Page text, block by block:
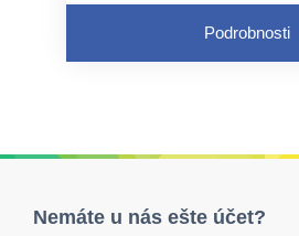
Podrobnosti
Nemáte u nás ešte účet?